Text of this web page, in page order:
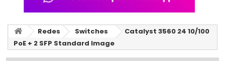
Redes Switches
Catalyst 3560 24 10/100
PoE + 2 SFP Standard Image